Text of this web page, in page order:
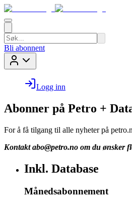
Bli abonnent
Logg inn
Abonner på Petro +
For å få tilgang til alle nyheter på
Kontakt abo@petro.no om du ønsker
Inkl. Database
Månedsabonnement